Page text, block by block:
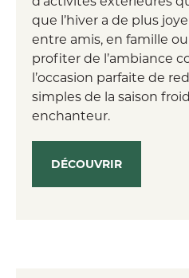
que l’hiver a de plus
entre amis, en famille
profiter de l’ambiance
l’occasion parfaite de
simples de la saison
enchanteur.
DÉCOUVRIR